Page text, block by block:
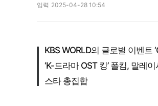
입력 2025-04-28 10:54
KBS WORLD의 글로벌 이벤트
‘K-드라마 OST 킹’ 폴킴, 말레
스타 총집합